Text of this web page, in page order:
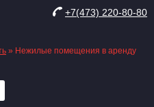
+7(473) 220-80-80
» Нежилые помещения в аренду